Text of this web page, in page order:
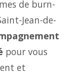
de burn-
Jean-de-
pour vous
et